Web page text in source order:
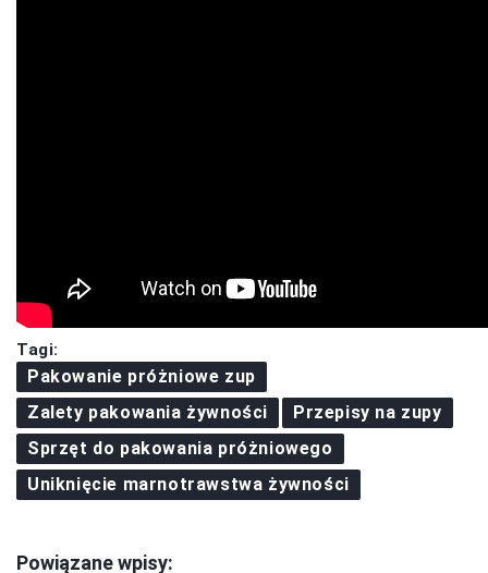
Tagi:
Pakowanie próżniowe zup
Zalety pakowania żywności
Przepisy na zupy
Sprzęt do pakowania próżniowego
Uniknięcie marnotrawstwa żywności
Powiązane wpisy: